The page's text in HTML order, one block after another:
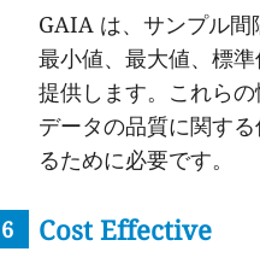
GAIA は、サンプル
最小値、最大値、標
提供します。これら
データの品質に関す
るために必要です。
Cost Effective